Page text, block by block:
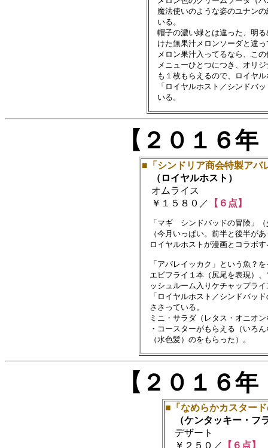
魔法使いのような姿のユナンの
いる。
帽子の濃い緑とは違った、明る
けた無果汁メロンソーダと違
メロン果汁入ってるなら、この
メニューひとつにつき、オリジ
も１枚もらえるので、ロイヤ
「ロイヤルホスト／シンドバッ
【２０１６
■「シンドリア商会特製アバ
（ロイヤルホスト）
オムライス
￥１５８０／ 【６点】
「マギ　シンドバッドの冒険」
（今月いっぱい。前半と後半があ
ロイヤルホストが漫画とコラボす
「アバレイッカク」という魚？を
エビフライ１本（尻尾を表現）
ッシュルーム入りケチャップライ
「ロイヤルホスト／シンドバッ
ささっている。
ミニ・サラダ（レタス・オニオ
・コースターがもらえる（いろ
【２０１６
■「なめらかカスター
（ケンタッキー・フ
デザート
￥２５０／ 【６点】